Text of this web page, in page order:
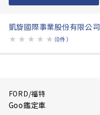
凱旋國際事業股份有限公司
★ ★ ★ ★ ★ （0件）
FORD/福特
Goo鑑定車